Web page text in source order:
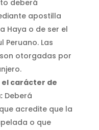
deberá
apostilla
Haya o de ser el
Peruano. Las
otorgadas por
carácter de
Deberá
acredite que la
o que